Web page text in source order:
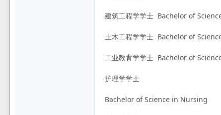
建筑工程学学士 Bachelor of
土木工程学学士 Bachelor of
工业教育学学士 Bachelor of
护理学学士
Bachelor of Science in Nursing